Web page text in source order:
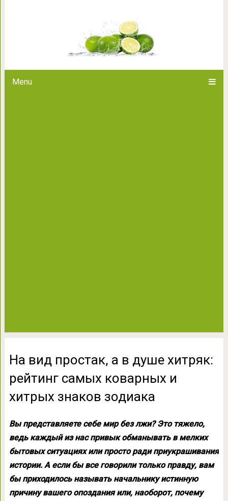
Menu
На вид простак, а в душе хитряк:
рейтинг самых коварных и
хитрых знаков зодиака
Вы представляете себе мир без лжи? Это тяжело,
ведь каждый из нас привык обманывать в мелких
бытовых ситуациях или просто ради приукрашивания
истории. А если бы все говорили только правду, вам
бы приходилось называть начальнику истинную
причину вашего опоздания или, наоборот, почему